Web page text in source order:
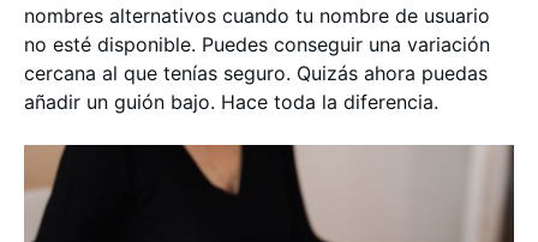
nombres alternativos cuando tu nombre de usuario
no esté disponible. Puedes conseguir una variación
cercana al que tenías seguro. Quizás ahora puedas
añadir un guión bajo. Hace toda la diferencia.